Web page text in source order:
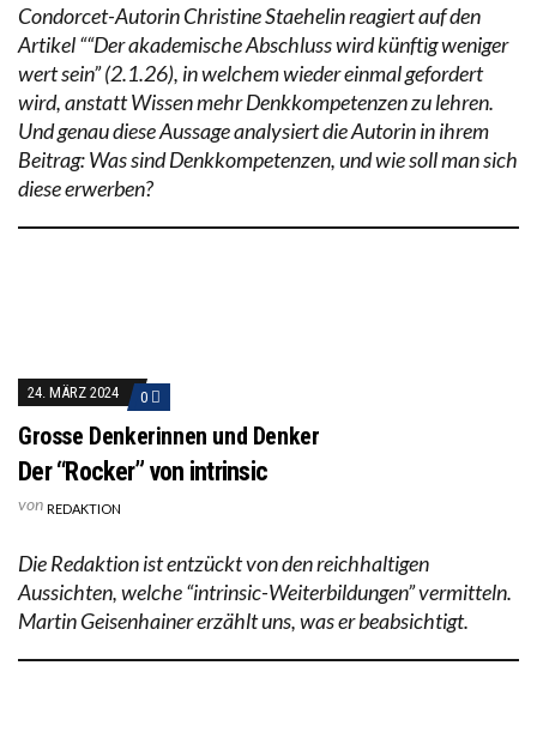
Condorcet-Autorin Christine Staehelin reagiert auf den
Artikel ““Der akademische Abschluss wird künftig weniger
wert sein” (2.1.26), in welchem wieder einmal gefordert
wird, anstatt Wissen mehr Denkkompetenzen zu lehren.
Und genau diese Aussage analysiert die Autorin in ihrem
Beitrag: Was sind Denkkompetenzen, und wie soll man sich
diese erwerben?
24. MÄRZ 2024 0
Grosse Denkerinnen und Denker
Der “Rocker” von intrinsic
von REDAKTION
Die Redaktion ist entzückt von den reichhaltigen
Aussichten, welche “intrinsic-Weiterbildungen” vermitteln.
Martin Geisenhainer erzählt uns, was er beabsichtigt.